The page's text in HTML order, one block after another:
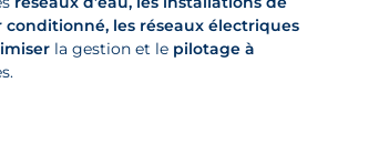
conditionné, les réseaux électriques
la gestion et le pilotage à